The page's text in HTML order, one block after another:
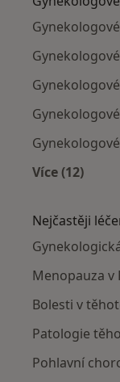
Více (12)
Nejčastěji
Menopauza v
Bolesti v
Patologie
Pohlavní